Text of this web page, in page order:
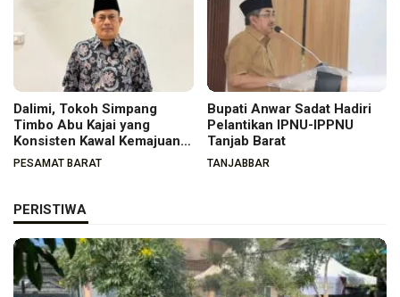
Dalimi, Tokoh Simpang
Timbo Abu Kajai yang
Konsisten Kawal Kemajuan
Nagari
PESAMAT BARAT
Bupati Anwar Sadat Hadiri
Pelantikan IPNU-IPPNU
Tanjab Barat
TANJABBAR
PERISTIWA